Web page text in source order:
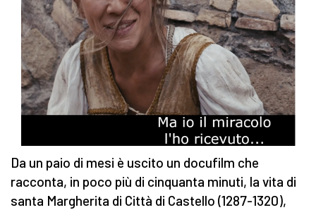
Da un paio di mesi è uscito un docufilm che
racconta, in poco più di cinquanta minuti, la vita di
santa Margherita di Città di Castello (1287-1320),